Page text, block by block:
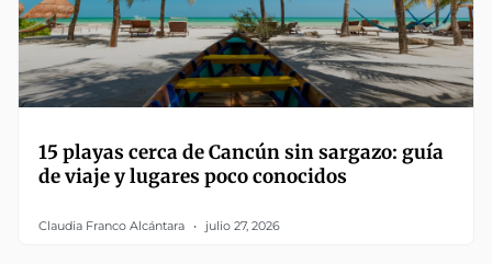
15 playas cerca de Cancún sin sargazo: guía
de viaje y lugares poco conocidos
Claudia Franco Alcántara julio 27, 2026